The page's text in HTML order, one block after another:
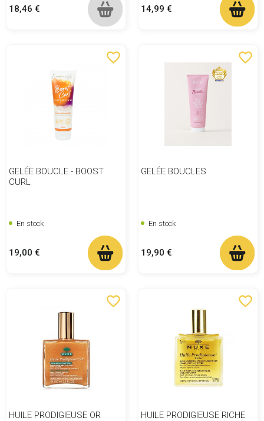
Prix
18,46 € Prix
14,99 €
favorite_border
GELÉE BOUCLE - BOOST
CURL
En stock
Prix
19,00 €
favorite_border
GELÉE BOUCLES
En stock
Prix
19,90 €
favorite_border
HUILE PRODIGIEUSE OR
favorite_border
HUILE PRODIGIEUSE RICHE